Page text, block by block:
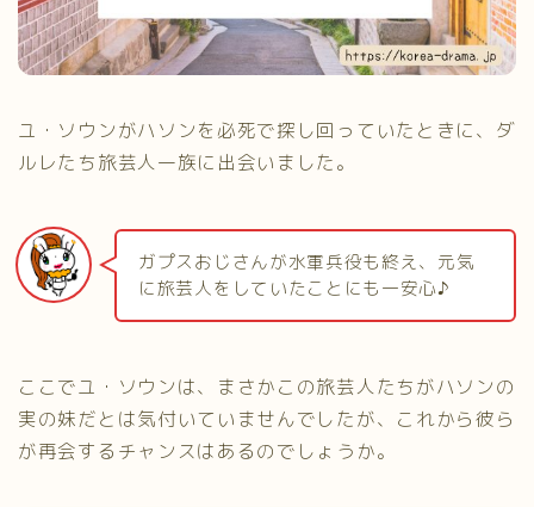
ユ・ソウンがハソンを必死で探し回っていたときに、ダ
ルレたち旅芸人一族に出会いました。
ガプスおじさんが水軍兵役も終え、元気
に旅芸人をしていたことにも一安心♪
ここでユ・ソウンは、まさかこの旅芸人たちがハソンの
実の妹だとは気付いていませんでしたが、これから彼ら
が再会するチャンスはあるのでしょうか。